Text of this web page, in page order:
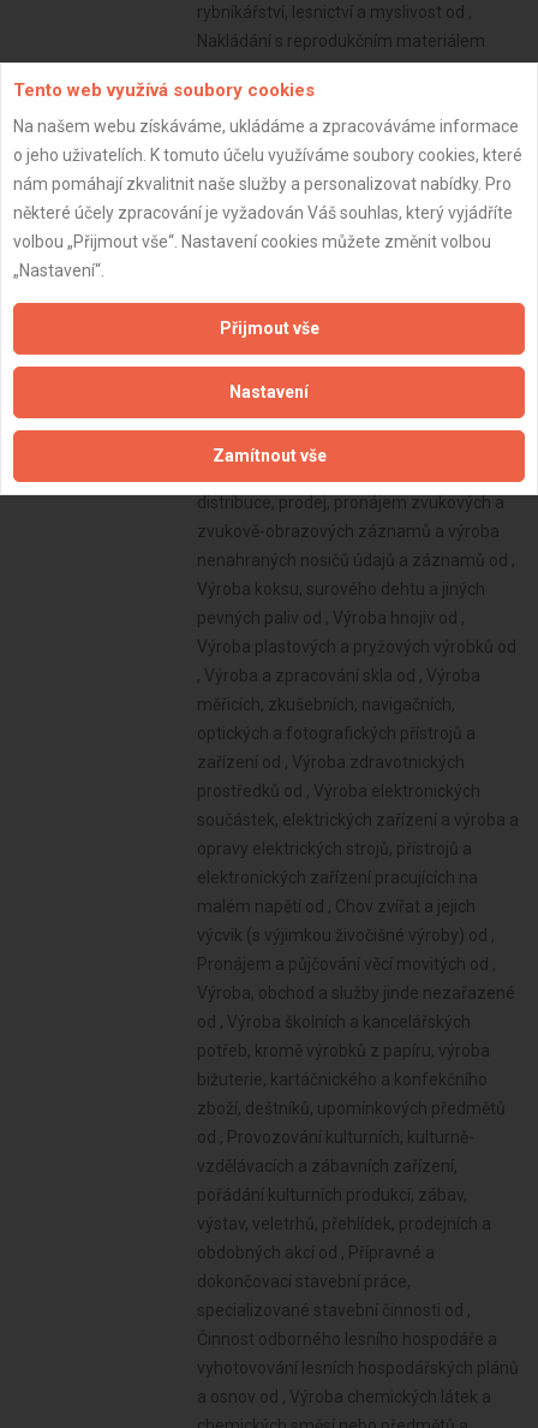
Tento web využívá soubory cookies
Na našem webu získáváme, ukládáme a zpracováváme informace
o jeho uživatelích. K tomuto účelu využíváme soubory cookies, které
nám pomáhají zkvalitnit naše služby a personalizovat nabídky. Pro
některé účely zpracování je vyžadován Váš souhlas, který vyjádříte
volbou „Přijmout vše“. Nastavení cookies můžete změnit volbou
„Nastavení“.
Přijmout vše
Nastavení
Zamítnout vše